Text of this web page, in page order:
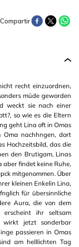
recht einzuordnen,
müde geworden
weckt sie nach einer
so wie es die Eltern
geht Lina oft in Omas
Oma nachhngen, dort
Hochzeitsbild, das die
den Brutigam, Linas
aber findet keine Ruhe,
mitgenommen. Über
kleinen Enkelin Lina,
für übersinnliche
Aura, die von dem
ihr seltsam
wirkt jetzt sonderbar
passieren in Omas
am helllichten Tag